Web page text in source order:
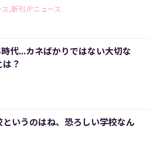
,新刊JPニュース
代...カネばかりではない大切な
は？
というのはね、恐ろしい学校なん